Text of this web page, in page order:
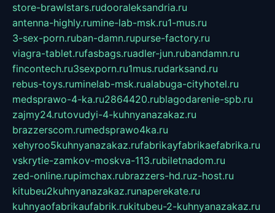
store-brawlstars.rudooraleksandria.ru
antenna-highly.rumine-lab-msk.ru1-mus.ru
3-sex-porn.ruban-damn.rupurse-factory.ru
viagra-tablet.rufasbags.ruadler-jun.rubandamn.ru
fincontech.ru3sexporn.ru1mus.rudarksand.ru
rebus-toys.ruminelab-msk.rualabuga-cityhotel.ru
medsprawo-4-ka.ru2864420.rublagodarenie-spb.ru
zajmy24.rutovudyi-4-kuhnyanazakaz.ru
brazzerscom.rumedsprawo4ka.ru
xehyroo5kuhnyanazakaz.rufabrikayfabrikaefabrika.ru
vskrytie-zamkov-moskva-113.rubiletnadom.ru
zed-online.rupimchax.rubrazzers-hd.ruz-host.ru
kitubeu2kuhnyanazakaz.runaperekate.ru
kuhnyaofabrikaufabrik.rukitubeu-2-kuhnyanazakaz.ru